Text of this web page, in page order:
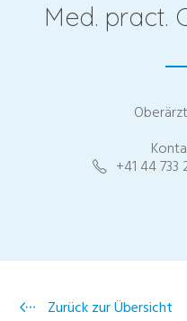
Med. pract.
+41 44 733
Zurück zur Übersicht